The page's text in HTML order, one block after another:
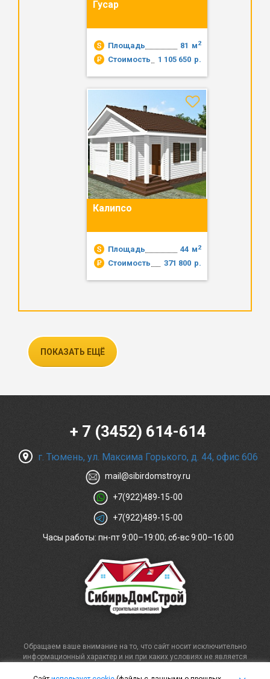
Гусар
Площадь м2
81
Стоимость
р.
1 105 650
Калипсо
Площадь м2
44
Стоимость
р.
371 800
ПОКАЗАТЬ ЕЩЁ
+ 7 (3452) 614-614
г. Тюмень, ул. Максима Горького, д. 44, офис 606
mail@sibirdomstroy.ru
+7(922)489-15-00
+7(922)489-15-00
Часы работы: пн-пт 9:00–19:00; сб-вс 9:00–16:00
Обращаем ваше внимание на то, что сайт носит исключительно
информационный характер и ни при каких условиях не является